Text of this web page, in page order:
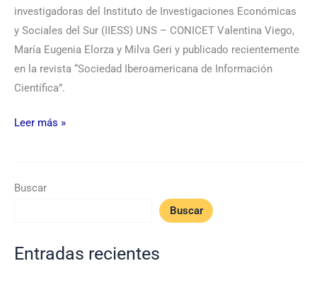
investigadoras del Instituto de Investigaciones Económicas
y Sociales del Sur (IIESS) UNS – CONICET Valentina Viego,
María Eugenia Elorza y Milva Geri y publicado recientemente
en la revista “Sociedad Iberoamericana de Información
Científica”.
Leer más »
Buscar
Buscar
Entradas recientes